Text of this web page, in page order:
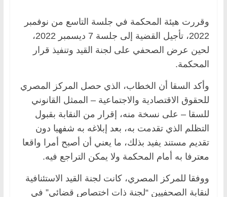
وقررت هيئة المحكمة في جلسة التاسع من نوفمبر
2022، تأجيل القضية إلى جلسة 7 ديسمبر 2022،
لحين عرض الصحفي على لجنة القيد وتنفيذ قرار
المحكمة.
وأكد السقا أن الخطاب، الذي حصل المركز المصري
للحقوق الاقتصادية والاجتماعية – الممثل القانوني
للسقا – على نسخة منه، إقرار من النقابة بقبول
التظلم الذي تقدمت به، بعد إبلاغه به شفهيا دون
تقديم مستند يفيد بذلك، ما يعني أن أصبح أمرا واقعا
معترفا به أمام المحكمة ولا يمكن التراجع فيه.
ووفقا للمركز المصري، كانت لجنة القيد الاستئنافية
لنقابة الصحفيين “لجنة ذات اختصاص قضائي” في